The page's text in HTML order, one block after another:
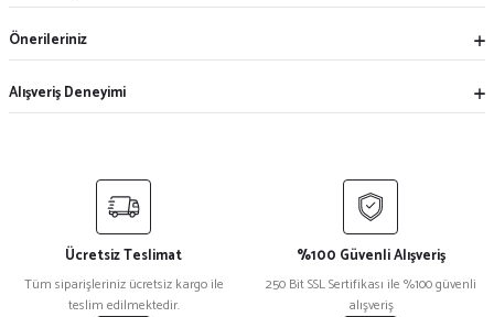
Önerileriniz
Alışveriş Deneyimi
Ücretsiz Teslimat
Tüm siparişleriniz ücretsiz kargo ile
teslim edilmektedir.
%100 Güvenli Alışveriş
250 Bit SSL Sertifikası ile %100 güvenli
alışveriş